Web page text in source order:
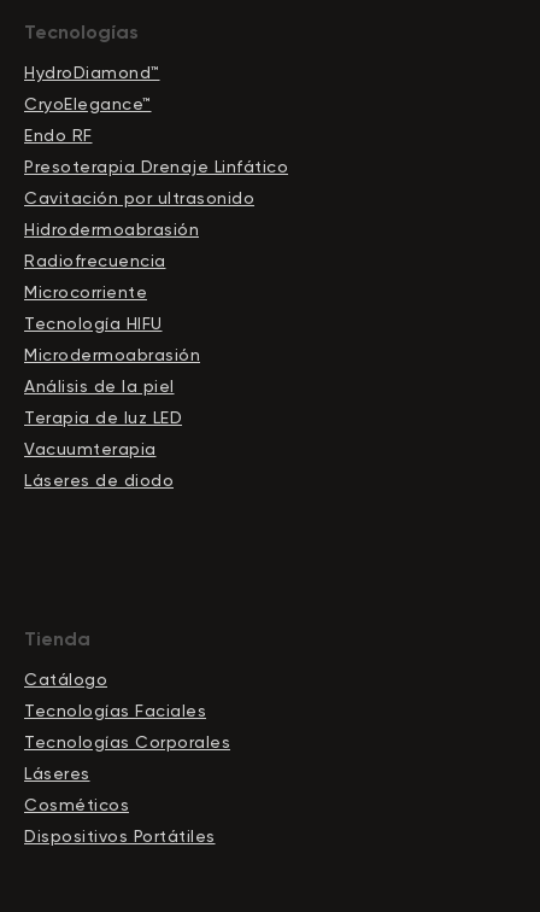
Tecnologías
HydroDiamond™
CryoElegance™
Endo RF
Presoterapia Drenaje Linfático
Cavitación por ultrasonido
Hidrodermoabrasión
Radiofrecuencia
Microcorriente
Tecnología HIFU
Microdermoabrasión
Análisis de la piel
Terapia de luz LED
Vacuumterapia
Láseres de diodo
Tienda
Catálogo
Tecnologías Faciales
Tecnologías Corporales
Láseres
Cosméticos
Dispositivos Portátiles